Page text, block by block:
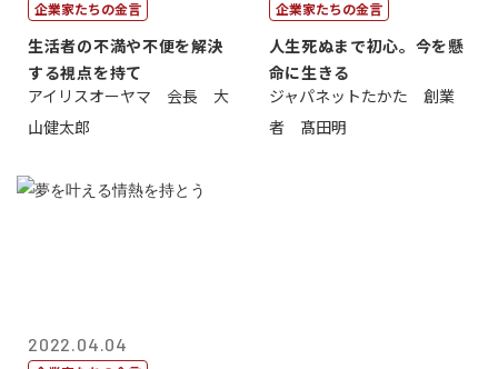
企業家たちの金言
生活者の不満や不便を解決
する視点を持て
アイリスオーヤマ 会長 大
山健太郎
企業家たちの金言
人生死ぬまで初心。今を懸
命に生きる
ジャパネットたかた 創業
者 髙田明
2022.04.04